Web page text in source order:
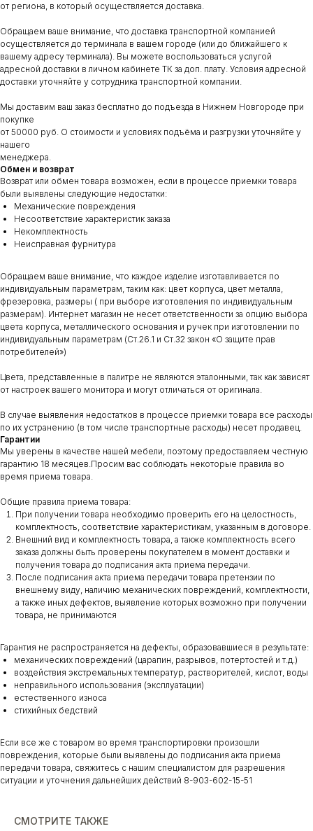
от региона, в который осуществляется доставка.
Обращаем ваше внимание, что доставка транспортной компанией
осуществляется до терминала в вашем городе (или до ближайшего к
вашему адресу терминала). Вы можете воспользоваться услугой
адресной доставки в личном кабинете ТК за доп. плату. Условия адресной
доставки уточняйте у сотрудника транспортной компании.
Мы доставим ваш заказ бесплатно до подъезда в Нижнем Новгороде при
покупке
от 50000 руб. О стоимости и условиях подъёма и разгрузки уточняйте у
нашего
менеджера.
Обмен и возврат
Возврат или обмен товара возможен, если в процессе приемки товара
были выявлены следующие недостатки:
Механические повреждения
Несоответствие характеристик заказа
Некомплектность
Неисправная фурнитура
Обращаем ваше внимание, что каждое изделие изготавливается по
индивидуальным параметрам, таким как: цвет корпуса, цвет металла,
фрезеровка, размеры ( при выборе изготовления по индивидуальным
размерам). Интернет магазин не несет ответственности за опцию выбора
цвета корпуса, металлического основания и ручек при изготовлении по
индивидуальным параметрам (Ст.26.1 и Ст.32 закон «О защите прав
потребителей»)
Цвета, представленные в палитре не являются эталонными, так как зависят
от настроек вашего монитора и могут отличаться от оригинала.
В случае выявления недостатков в процессе приемки товара все расходы
по их устранению (в том числе транспортные расходы) несет продавец.
Гарантии
Мы уверены в качестве нашей мебели, поэтому предоставляем честную
гарантию 18 месяцев.Просим вас соблюдать некоторые правила во
время приема товара.
Общие правила приема товара:
При получении товара необходимо проверить его на целостность,
комплектность, соответствие характеристикам, указанным в договоре.
Внешний вид и комплектность товара, а также комплектность всего
заказа должны быть проверены покупателем в момент доставки и
получения товара до подписания акта приема передачи.
После подписания акта приема передачи товара претензии по
внешнему виду, наличию механических повреждений, комплектности,
а также иных дефектов, выявление которых возможно при получении
товара, не принимаются
Гарантия не распространяется на дефекты, образовавшиеся в результате:
механических повреждений (царапин, разрывов, потертостей и т.д.)
воздействия экстремальных температур, растворителей, кислот, воды
неправильного использования (эксплуатации)
естественного износа
стихийных бедствий
Если все же с товаром во время транспортировки произошли
повреждения, которые были выявлены до подписания акта приема
передачи товара, свяжитесь с нашим специалистом для разрешения
ситуации и уточнения дальнейших действий 8-903-602-15-51
СМОТРИТЕ ТАКЖЕ